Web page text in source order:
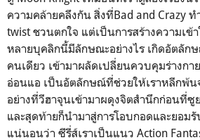
ความคล้ายคลึงกัน สิ่งที่Bad and Crazy ท
twist ชวนตกใจ แต่เป็นการสร้างความเข้
หลายบุคลิกนี้มีลักษณะอย่างไร เกิดอัตลัก
คนเดียว เข้ามาผลัดเปลี่ยนควบคุมร่างกา
อ่อนแอ เป็นอัตลักษณ์ที่ช่วยให้เราหลีกพ้
อย่างที่วีฮาจุนเข้ามาผดุงจิตสำนึกก่อนที่ซู
และสุดท้ายก็นำมาสู่การโอบกอดและยอม
แน่นอนว่า ซีรี่ส์เราเป็นแนว Action